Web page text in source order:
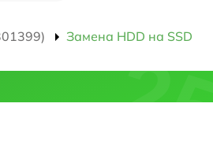
Замена HDD на SSD